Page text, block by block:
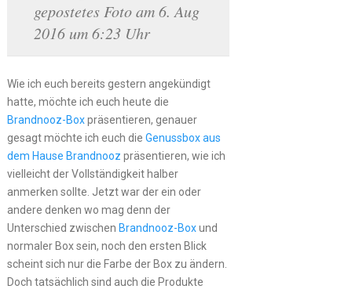
gepostetes Foto am 6. Aug
2016 um 6:23 Uhr
Wie ich euch bereits gestern angekündigt
hatte, möchte ich euch heute die
Brandnooz-Boxpräsentieren, genauer
gesagt möchte ich euch die Genussbox aus
dem Hause Brandnooz präsentieren, wie ich
vielleicht der Vollständigkeit halber
anmerken sollte. Jetzt war der ein oder
andere denken wo mag denn der
Unterschied zwischen Brandnooz-Boxund
normaler Box sein, noch den ersten Blick
scheint sich nur die Farbe der Box zu ändern.
Doch tatsächlich sind auch die Produkte